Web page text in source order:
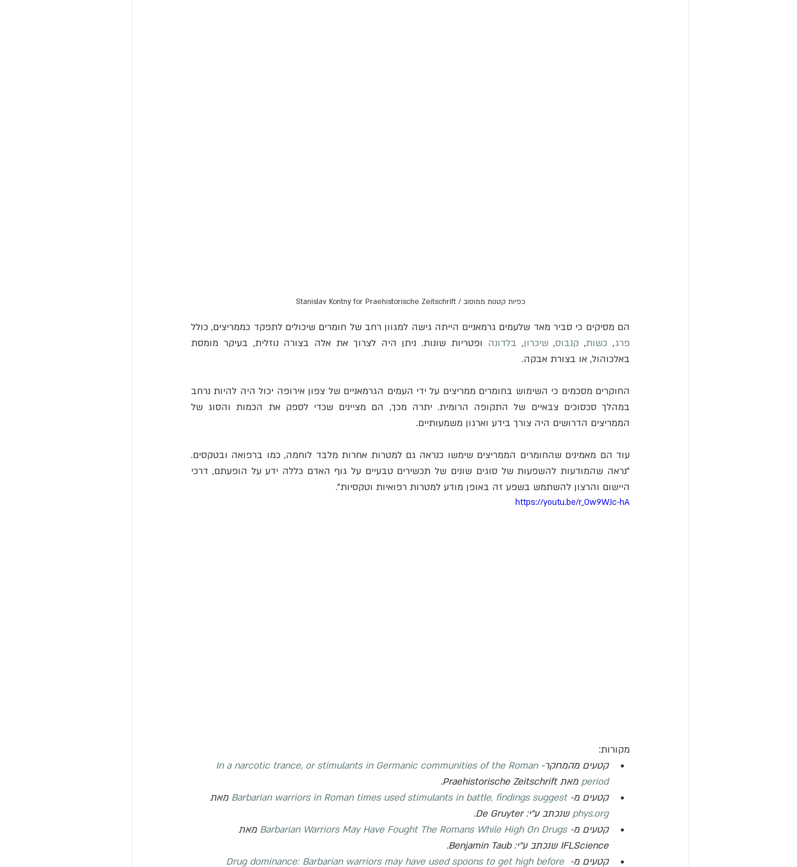
כפיות קטנות ממוסוב / Stanislav Kontny for Praehistorische Zeitschrift
הם מסיקים כי סביר מאד שלעמים גרמאניים הייתה גישה למגוון רחב של חומרים שיכולים לתפקד כממריצים, כולל
פרג, כשות, קנבוס, שיכרון, בלדונה
באלכוהול, או בצורת אבקה.
הממריצים הדרושים היה צורך בידע וארגון משמעותיים.
היישום והרצון להשתמש בשפע זה באופן מודע למטרות רפואיות וטקסיות".
https://youtu.be/r_0w9WJc-hA
מקורות:
קטעים מהמחקר- In a narcotic trance, or stimulants in Germanic communities of the Roman
period מאת Praehistorische Zeitschrift
.
קטעים מ- Barbarian warriors in Roman times used stimulants in battle, findings suggest מאת
phys.org שנכתב ע"י: De Gruyter
.
קטעים מ- Barbarian Warriors May Have Fought The Romans While High On Drugs מאת
IFLScience שנכתב ע"י: Benjamin Taub
.
קטעים מ- Drug dominance: Barbarian warriors may have used spoons to get high before